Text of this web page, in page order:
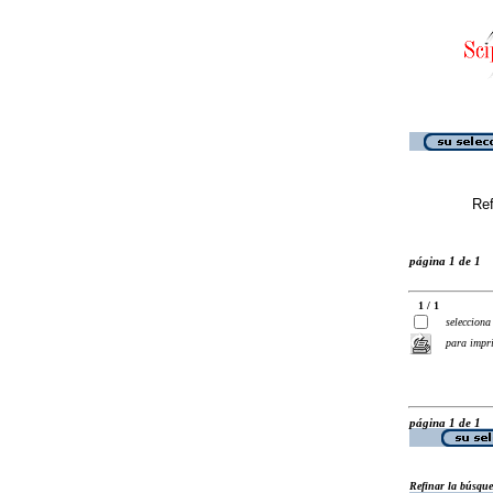
página 1 de 1
1 / 1
selecciona
para
página 1 de 1
Refinar la